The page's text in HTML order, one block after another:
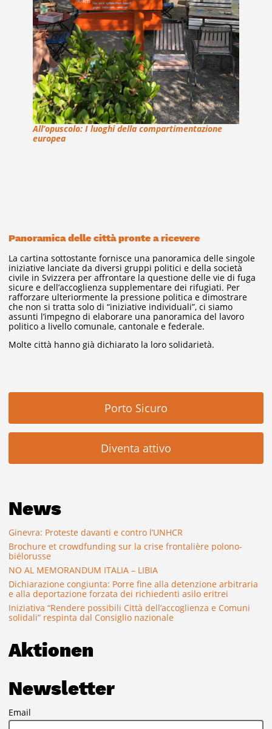
All’opuscolo: I luoghi della compartimentazione
europea
Panoramica delle città pronte a ricevere
La cartina sottostante fornisce una panoramica delle singole
iniziative lanciate da diversi gruppi politici e della società
civile in Svizzera per affrontare la questione delle vie di fuga
sicure e dell’accoglienza supplementare dei rifugiati. Per
rafforzare ulteriormente la pressione politica e dimostrare
che non si tratta solo di “iniziative individuali”, ci siamo
assunti l’impegno di elaborare una panoramica del lavoro
politico a livello comunale, cantonale e federale.
Molte città hanno già dichiarato la loro solidarietà.
Porto Sicuro
Diventa attivo
News
Ginevra: Proteste davanti e contro l’UNHCR
Brochure et crowdfunding sur la crise frontalière polono-
biélorusse
NO AL MEMORANDUM ITALIA – LIBIA
Dichiarazione congiunta: Porre fine alla detenzione arbitraria
e alla deportazione forzata dei richiedenti asilo eritrei
Iniziativa “Rendere possibili Città dell’accoglienza e Comuni
solidali” respinta dal Consiglio nazionale
Aktionen
Newsletter
Email